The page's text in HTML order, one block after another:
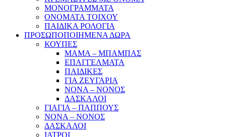
ΜΟΝΟΓΡΑΜΜΑΤΑ
ΟΝΟΜΑΤΑ ΤΟΙΧΟΥ
ΠΑΙΔΙΚΑ ΡΟΛΟΓΙΑ
ΠΡΟΣΩΠΟΠΟΙΗΜΕΝΑ ΔΩΡΑ
ΚΟΥΠΕΣ
ΜΑΜΑ – ΜΠΑΜΠΑΣ
ΕΠΑΓΓΕΛΜΑΤΑ
ΠΑΙΔΙΚΕΣ
ΓΙΑ ΖΕΥΓΑΡΙΑ
ΝΟΝΑ – ΝΟΝΟΣ
ΔΑΣΚΑΛΟΙ
ΓΙΑΓΙΑ – ΠΑΠΠΟΥΣ
ΝΟΝΑ – ΝΟΝΟΣ
ΔΑΣΚΑΛΟΙ
ΙΑΤΡΟΙ